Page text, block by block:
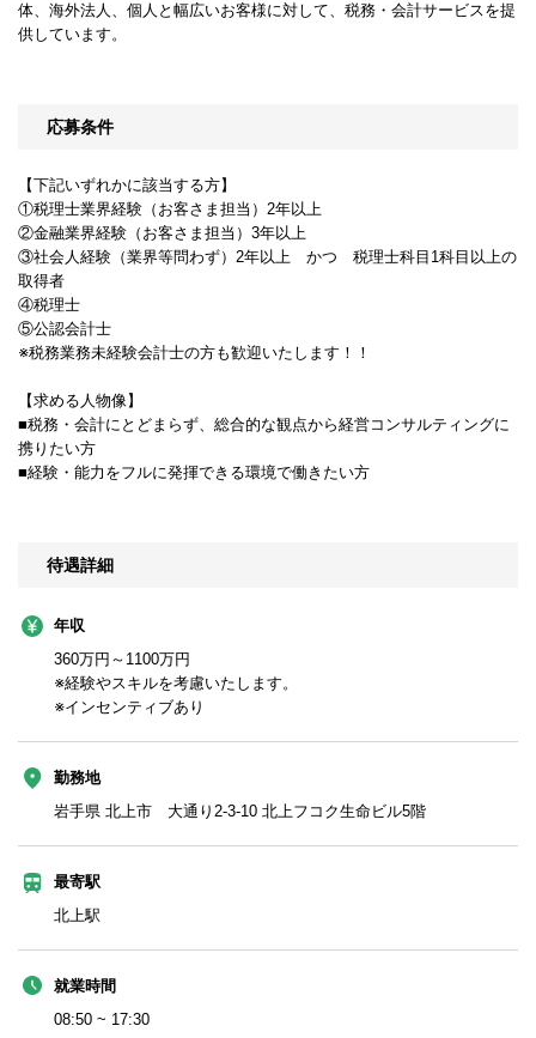
体、海外法人、個人と幅広いお客様に対して、税務・会計サービスを提
供しています。
応募条件
【下記いずれかに該当する方】
①税理士業界経験（お客さま担当）2年以上
②金融業界経験（お客さま担当）3年以上
③社会人経験（業界等問わず）2年以上 かつ 税理士科目1科目以上の
取得者
④税理士
⑤公認会計士
※税務業務未経験会計士の方も歓迎いたします！！
【求める人物像】
■税務・会計にとどまらず、総合的な観点から経営コンサルティングに
携りたい方
■経験・能力をフルに発揮できる環境で働きたい方
待遇詳細
年収
360万円～1100万円
※経験やスキルを考慮いたします。
※インセンティブあり
勤務地
岩手県 北上市 大通り2-3-10 北上フコク生命ビル5階
最寄駅
北上駅
就業時間
08:50 ~ 17:30